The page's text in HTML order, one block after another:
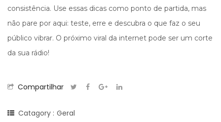
consistência. Use essas dicas como ponto de partida, mas
não pare por aqui: teste, erre e descubra o que faz o seu
público vibrar. O próximo viral da internet pode ser um corte
da sua rádio!
Compartilhar
Catagory : Geral